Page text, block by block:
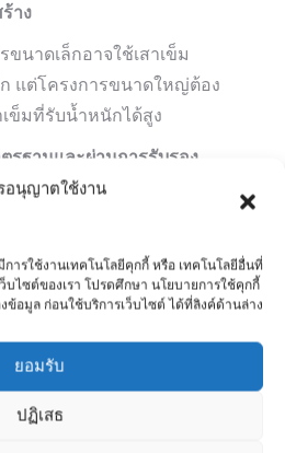
อนุญาตใช้งาน
ารใช้งานเทคโนโลยีคุกกี้ หรือ เทคโนโลยีอื่นที่
ไซต์ของเรา โปรดศึกษา นโยบายการใช้คุกกี้
อมูล ก่อนใช้บริการเว็บไซต์ ได้ที่ลิงค์ด้านล่าง
ยอมรับ
ปฏิเสธ
าง
ขนาดเล็กอาจใช้เสาเข็ม
แต่โครงการขนาดใหญ่ต้อง
เข็มที่รับน้ำหนักได้สูง
รฐานและผ่านการรับรอง
เสาเข็มจากผู้ผลิตที่มี
การผลิตและการรับรอง
พร้อมของอุปกรณ์และทีม
ห้บริการที่มีประสบการณ์และ
ทันสมัยเพื่อให้การติดตั้งเป็น